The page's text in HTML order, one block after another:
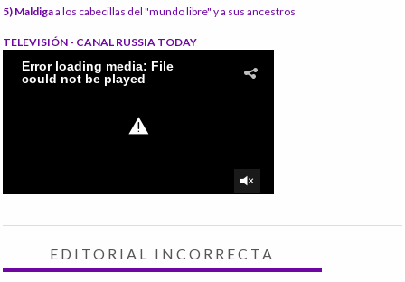
5) Maldigaa los cabecillas del "mundo libre" y a sus ancestros
TELEVISIÓN - CANAL RUSSIA TODAY
EDITORIAL INCORRECTA